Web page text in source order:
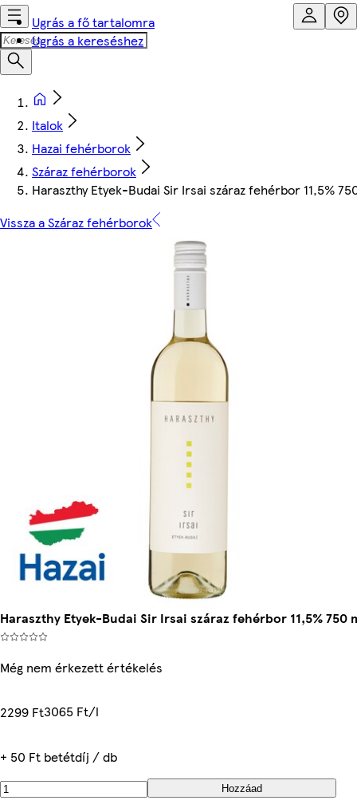
Ugrás a fő tartalomra
Ugrás a kereséshez
Italok
Hazai fehérborok
Száraz fehérborok
Haraszthy Etyek-Budai Sir Irsai száraz fehérbor 11,5%
Vissza a Száraz fehérborok
Haraszthy Etyek-Budai Sir Irsai száraz fehérbor 11,5% 750
Még nem érkezett értékelés
2299 Ft3065 Ft/l
+ 50 Ft betétdíj / db
Hozzáad